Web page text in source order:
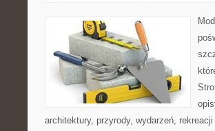
architektury, przyrody, wydarzeń,